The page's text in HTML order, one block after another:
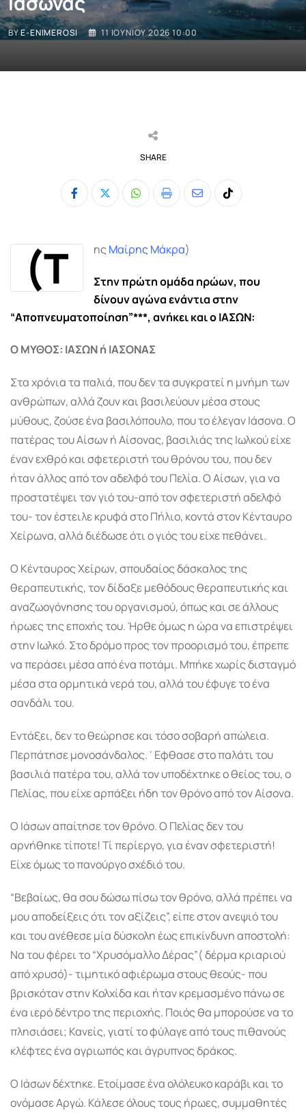
BYE-ENIMEROSI 11 ΙΟΥΝΊΟΥ 2026 10:00
SHARE
Whatsapp
Print
ShareTiktok
(Τ ης Μαίρης Μάκρα)
Στην πρώτη ομάδα ηρώων, που
δίνουν αγώνα ενάντια στην
“Αποπνευματοποίηση”***, ανήκει και ο ΙΑΣΩΝ:
Ο ΜΥΘΟΣ: ΙΑΣΩΝ ή ΙΑΣΟΝΑΣ
Στα χρόνια τα παλιά, που δεν τα συγκρατεί η μνήμη των
ανθρώπων, αλλά ζουν και βασιλεύουν μέσα στους
μύθους, ζούσε ένα βασιλόπουλο, που το έλεγαν Ιάσονα. Ο
πατέρας του Αίσων ή Αίσονας, βασιλιάς της Ιωλκού είχε
έναν εχθρό και σφετεριστή του θρόνου του, που δεν
ήταν άλλος από τον αδελφό του Πελία. Ο Αίσων, για να
προστατέψει τον γιό του-από τον σφετεριστή αδελφό
του- τον έστειλε κρυφά στο Πήλιο, κοντά στον Κένταυρο
Χείρωνα, αλλά διέδωσε ότι ο γιός του είχε πεθάνει.
Ο Κένταυρος Χείρων, σπουδαίος δάσκαλος της
θεραπευτικής, τον δίδαξε μεθόδους θεραπευτικής και
αναζωογόνησης του οργανισμού, όπως και σε άλλους
ήρωες της εποχής του. Ήρθε όμως η ώρα να επιστρέψει
στην Ιωλκό. Στο δρόμο προς τον προορισμό του, έπρεπε
να περάσει μέσα από ένα ποτάμι. Μπήκε χωρίς δισταγμό
μέσα στα ορμητικά νερά του, αλλά του έφυγε το ένα
σανδάλι του.
Εντάξει, δεν το θεώρησε και τόσο σοβαρή απώλεια.
Περπάτησε μονοσάνδαλος.΄Εφθασε στο παλάτι του
βασιλιά πατέρα του, αλλά τον υποδέχτηκε ο θείος του, ο
Πελίας, που είχε αρπάξει ήδη τον θρόνο από τον Αίσονα.
Ο Ιάσων απαίτησε τον θρόνο. Ο Πελίας δεν του
αρνήθηκε τίποτε! Τί περίεργο, για έναν σφετεριστή!
Είχε όμως το πανούργο σχέδιό του.
“Βεβαίως, θα σου δώσω πίσω τον θρόνο, αλλά πρέπει να
μου αποδείξεις ότι τον αξίζεις”, είπε στον ανεψιό του
και του ανέθεσε μία δύσκολη έως επικίνδυνη αποστολή:
Να του φέρει το “Χρυσόμαλλο Δέρας”( δέρμα κριαριού
από χρυσό)- τιμητικό αφιέρωμα στους θεούς- που
βρισκόταν στην Κολχίδα και ήταν κρεμασμένο πάνω σε
ένα ιερό δέντρο της περιοχής. Ποιός θα μπορούσε να το
πλησιάσει; Κανείς, γιατί το φύλαγε από τους πιθανούς
κλέφτες ένα αγριωπός και άγρυπνος δράκος.
Ο Ιάσων δέχτηκε. Ετοίμασε ένα ολόλευκο καράβι και το
ονόμασε Αργώ. Κάλεσε όλους τους ήρωες, συμμαθητές